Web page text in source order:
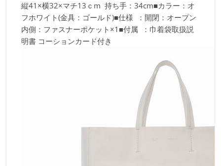
縦41×横32×マチ13ｃm 持ち手：34cm■カラー：オ
フホワイト(金具：ゴールド)■仕様 ：開閉：オープン
内側：ファスナーポケット×1■付属 ：巾着袋取扱説
明書 コーションカード付き